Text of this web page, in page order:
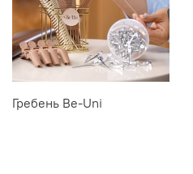
Гребень Be-Uni